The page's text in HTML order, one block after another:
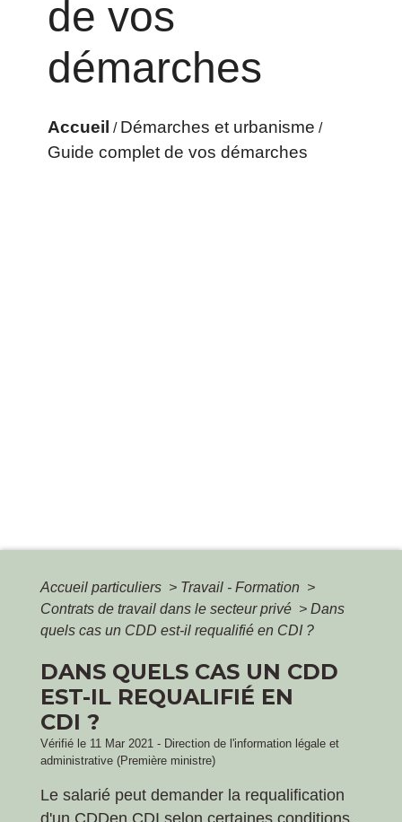
de vos
démarches
Accueil / Démarches et urbanisme /
Guide complet de vos démarches
Accueil particuliers > Travail - Formation >
Contrats de travail dans le secteur privé > Dans
quels cas un CDD est-il requalifié en CDI ?
DANS QUELS CAS UN CDD
EST-IL REQUALIFIÉ EN
CDI ?
Vérifié le 11 Mar 2021 - Direction de l'information légale et
administrative (Première ministre)
Le salarié peut demander la requalification
d'un CDDen CDI selon certaines conditions.